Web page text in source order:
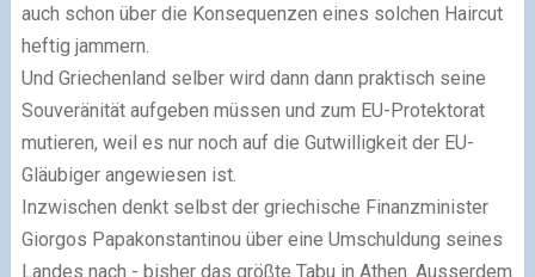
auch schon über die Konsequenzen eines solchen Haircut
heftig jammern.
Und Griechenland selber wird dann dann praktisch seine
Souveränität aufgeben müssen und zum EU-Protektorat
mutieren, weil es nur noch auf die Gutwilligkeit der EU-
Gläubiger angewiesen ist.
Inzwischen denkt selbst der griechische Finanzminister
Giorgos Papakonstantinou über eine Umschuldung seines
Landes nach - bisher das größte Tabu in Athen. Ausserdem